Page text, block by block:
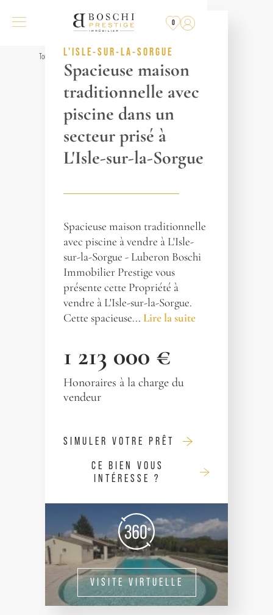
0
Tous les biensL'ISLE-SUR-LA-SORGUE
Spacieuse maison
traditionnelle avec
piscine dans un
secteur prisé à
L'Isle-sur-la-Sorgue
Spacieuse maison traditionnelle
avec piscine à vendre à L'Isle-
sur-la-Sorgue - Luberon Boschi
Immobilier Prestige vous
présente cette Propriété à
vendre à L'Isle-sur-la-Sorgue.
Cette spacieuse... Lire la suite
1 213 000 €
Honoraires à la charge du
vendeur
SIMULER VOTRE PRÊT
CE BIEN VOUS
INTÉRESSE ?
VISITE VIRTUELLE